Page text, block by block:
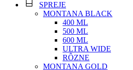
SPREJE
MONTANA BLACK
400 ML
500 ML
600 ML
ULTRA WIDE
RÔZNE
MONTANA GOLD